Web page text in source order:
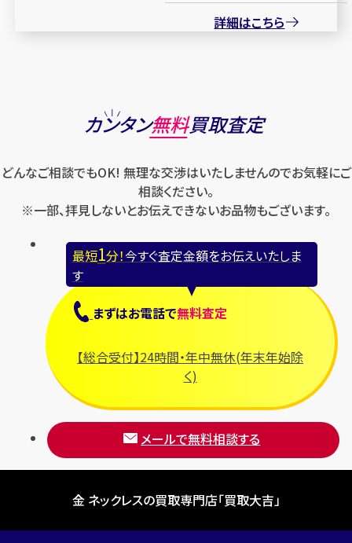
詳細はこちら
カンタン無料買取査定
どんなご相談でもOK! 無理な交渉はいたしませんのでお気軽にご
相談ください。
※一部、拝見しないとお伝えできないお品物もございます。
最短1分！今すぐ査定金額をお伝えいたしま
す
まずはお電話で無料査定
【総合受付】24時間・年中無休(年末年始除
く)
メールで無料相談する
金 ネックレスの買取専門店「買取大吉」